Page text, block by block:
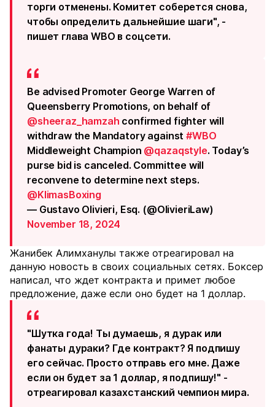
торги отменены. Комитет соберется снова,
чтобы определить дальнейшие шаги", -
пишет глава WBO в соцсети.
Be advised Promoter George Warren of
Queensberry Promotions, on behalf of
@sheeraz_hamzah confirmed fighter will
withdraw the Mandatory against#WBO
Middleweight Champion @qazaqstyle. Today’s
purse bid is canceled. Committee will
reconvene to determine next steps.
@KlimasBoxing
— Gustavo Olivieri, Esq. (@OlivieriLaw)
November 18, 2024
Жанибек Алимханулы также отреагировал на
данную новость в своих социальных сетях. Боксер
написал, что ждет контракта и примет любое
предложение, даже если оно будет на 1 доллар.
"Шутка года! Ты думаешь, я дурак или
фанаты дураки? Где контракт? Я подпишу
его сейчас. Просто отправь его мне. Даже
если он будет за 1 доллар, я подпишу!" -
отреагировал казахстанский чемпион мира.